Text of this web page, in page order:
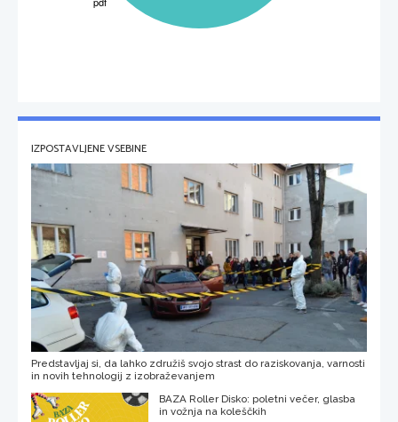
IZPOSTAVLJENE VSEBINE
Predstavljaj si, da lahko združiš svojo strast do raziskovanja, varnosti
in novih tehnologij z izobraževanjem
BAZA Roller Disko: poletni večer, glasba
in vožnja na koleščkih